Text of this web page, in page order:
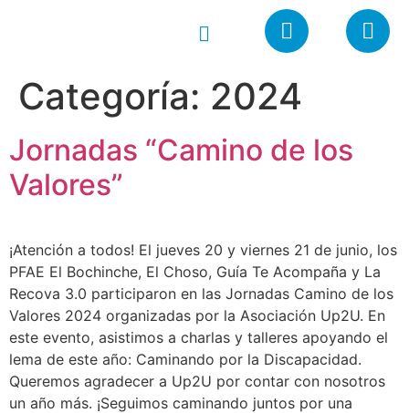
Categoría: 2024
Jornadas “Camino de los
Valores”
¡Atención a todos! El jueves 20 y viernes 21 de junio, los
PFAE El Bochinche, El Choso, Guía Te Acompaña y La
Recova 3.0 participaron en las Jornadas Camino de los
Valores 2024 organizadas por la Asociación Up2U. En
este evento, asistimos a charlas y talleres apoyando el
lema de este año: Caminando por la Discapacidad.
Queremos agradecer a Up2U por contar con nosotros
un año más. ¡Seguimos caminando juntos por una